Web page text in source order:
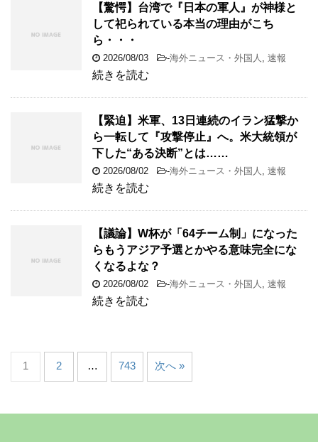
【驚愕】台湾で『日本の軍人』が神様と
して祀られている本当の理由がこち
ら・・・
2026/08/03 -海外ニュース・外国人 速報
続きを読む
【緊迫】米軍、13日連続のイラン猛撃か
ら一転して『攻撃停止』へ。米大統領が
下した“ある決断”とは……
2026/08/02 -海外ニュース・外国人 速報
続きを読む
【議論】W杯が「64チーム制」になった
らもうアジア予選とかやる意味完全にな
くなるよな？
2026/08/02 -海外ニュース・外国人 速報
続きを読む
1 2 … 743 次へ »